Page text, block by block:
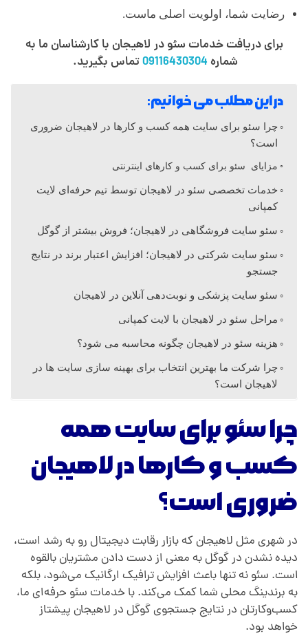
ا
ن
رضایت شما، اولویت اصلی ماست.
برای دریافت خدمات سئو در لاهیجان با کارشناسان ما به
شماره 09116430304تماس بگیرید.
در این مطلب می خوانیم:
چرا سئو برای سایت‌ همه کسب و کارها در لاهیجان ضروری
است؟
مزایای سئو برای کسب و کارهای اینترنتی
خدمات تخصصی سئو در لاهیجان توسط تیم حرفه‌ای لایت
کمپانی
سئو سایت فروشگاهی در لاهیجان؛ فروش بیشتر از گوگل
سئو سایت شرکتی در لاهیجان؛ افزایش اعتبار برند در نتایج
جستجو
سئو سایت پزشکی و نوبت‌دهی آنلاین در لاهیجان
مراحل سئو در لاهیجان با لایت کمپانی
هزینه سئو در لاهیجان چگونه محاسبه می شود؟
چرا شرکت ما بهترین انتخاب برای بهینه سازی سایت ها در
لاهیجان است؟
چرا سئو برای سایت‌ همه
کسب و کارها در لاهیجان
ضروری است؟
در شهری مثل لاهیجان که بازار رقابت دیجیتال رو به رشد است،
دیده نشدن در گوگل به معنی از دست دادن مشتریان بالقوه
است. سئو نه تنها باعث افزایش ترافیک ارگانیک می‌شود، بلکه
به برندینگ محلی شما کمک می‌کند. با خدمات سئو حرفه‌ای ما،
کسب‌وکارتان در نتایج جستجوی گوگل در لاهیجان پیشتاز
خواهد بود.